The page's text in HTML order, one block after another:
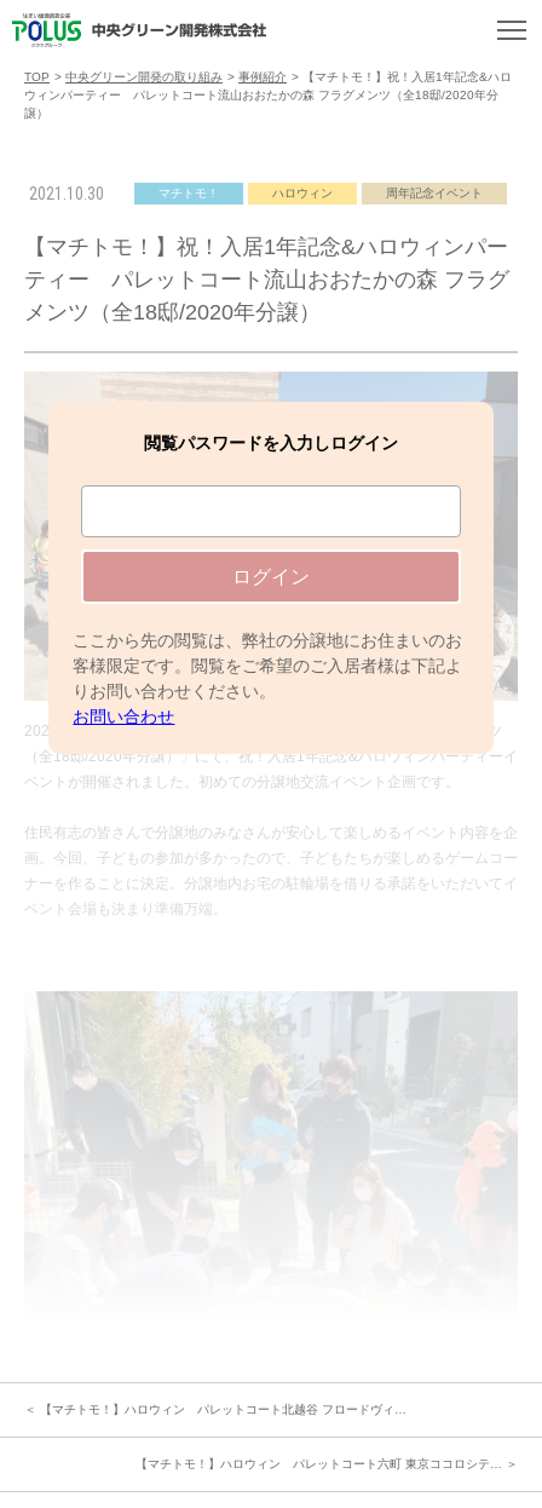
TOP > 中央グリーン開発の取り組み > 事例紹介 >
【マチトモ！】祝！入居1年記念&ハロ
ウィンパーティー パレットコート流山おおたかの森 フラグメンツ（全18邸/2020年分
譲）
2021.10.30 マチトモ！ ハロウィン 周年記念イベント
【マチトモ！】祝！入居1年記念&ハロウィンパー
ティー パレットコート流山おおたかの森 フラグ
メンツ（全18邸/2020年分譲）
閲覧パスワードを入力しログイン
ログイン
ここから先の閲覧は、弊社の分譲地にお住まいのお
客様限定です。閲覧をご希望のご入居者様は下記よ
りお問い合わせください。
お問い合わせ
2021年10月30日（土）「パレットコート流山おおたかの森 フラグメンツ
（全18邸/2020年分譲）」にて、祝！入居1年記念&ハロウィンパーティーイ
ベントが開催されました。初めての分譲地交流イベント企画です。
住民有志の皆さんで分譲地のみなさんが安心して楽しめるイベント内容を企
画。今回、子どもの参加が多かったので、子どもたちが楽しめるゲームコー
ナーを作ることに決定。分譲地内お宅の駐輪場を借りる承諾をいただいてイ
ベント会場も決まり準備万端。
いよいよイベントスタートです！
＜ 【マチトモ！】ハロウィン パレットコート北越谷 フロードヴィ…
【マチトモ！】ハロウィン パレットコート六町 東京ココロシテ… ＞